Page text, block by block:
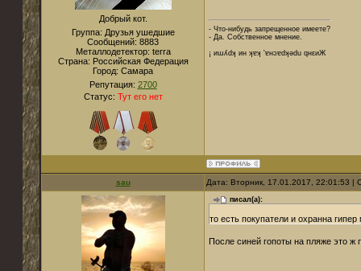
Добрый кот.
Группа: Друзья ушедшие
Сообщений: 8883
Металлодетектор: terra
Страна: Российская Федерация
Город: Cамара
Репутация: 2700
Статус: Тут его нет
- Что-нибудь запрещенное имеете?
- Да. Собственное мнение.
¡ иɯʎdʞ ин ʞɐʞ 'ɐнɔɐdʞǝdu qнεиЖ
sau Дата: Вторник, 17.01.2017, 22:01:53
писал(а):
то есть покупатели и охранна
После синей гопоты на пляже это ж